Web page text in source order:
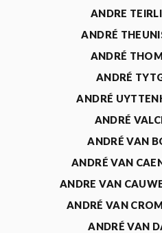
ANDRE
ANDRÉ
ANDRÉ
ANDRÉ
ANDRÉ
ANDRÉ
ANDRÉ VAN
ANDRÉ VAN
ANDRE VAN
ANDRÉ VAN
ANDRÉ VAN